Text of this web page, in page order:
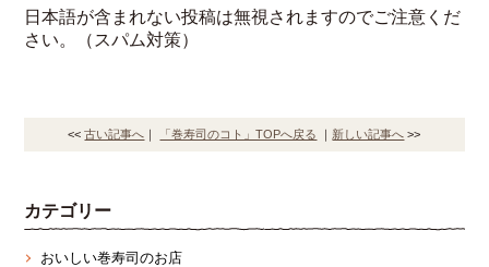
日本語が含まれない投稿は無視されますのでご注意くだ
さい。（スパム対策）
<<古い記事へ ｜ 「巻寿司のコト」TOPへ戻る ｜ 新しい記事へ >>
カテゴリー
おいしい巻寿司のお店